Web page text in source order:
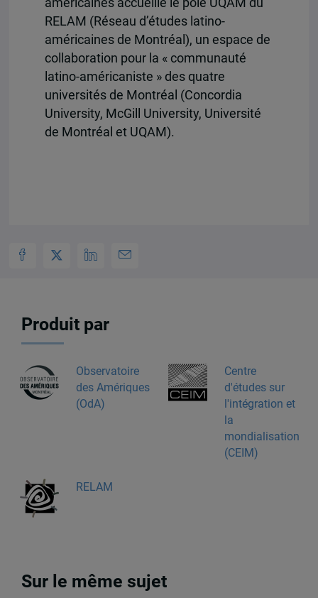
américaines accueille le pôle UQAM du
RELAM (Réseau d’études latino-
américaines de Montréal), un espace de
collaboration pour la « communauté
latino-américaniste » des quatre
universités de Montréal (Concordia
University, McGill University, Université
de Montréal et UQAM).
Produit par
Observatoire
des Amériques
(OdA)
Centre
d'études sur
l'intégration et
la
mondialisation
(CEIM)
RELAM
Sur le même sujet